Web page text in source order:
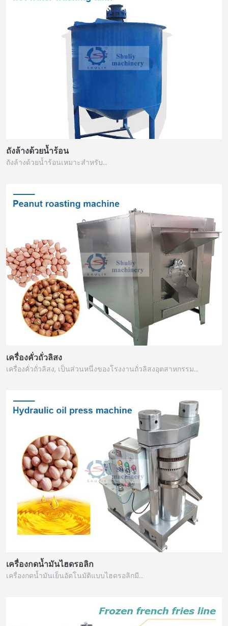
ถังล้างด้วยน้ำร้อน
ถังล้างด้วยน้ำร้อนเหมาะสำหรับ…
เครื่องคั่วถั่วลิสง
เครื่องคั่วถั่วลิสง, เป็นส่วนหนึ่งของโรงงานถั่วลิสงอุตสาหกรรม…
เครื่องกดน้ำมันไฮดรอลิก
เครื่องกดน้ำมันเย็นอัตโนมัติแบบไฮดรอลิกมี…